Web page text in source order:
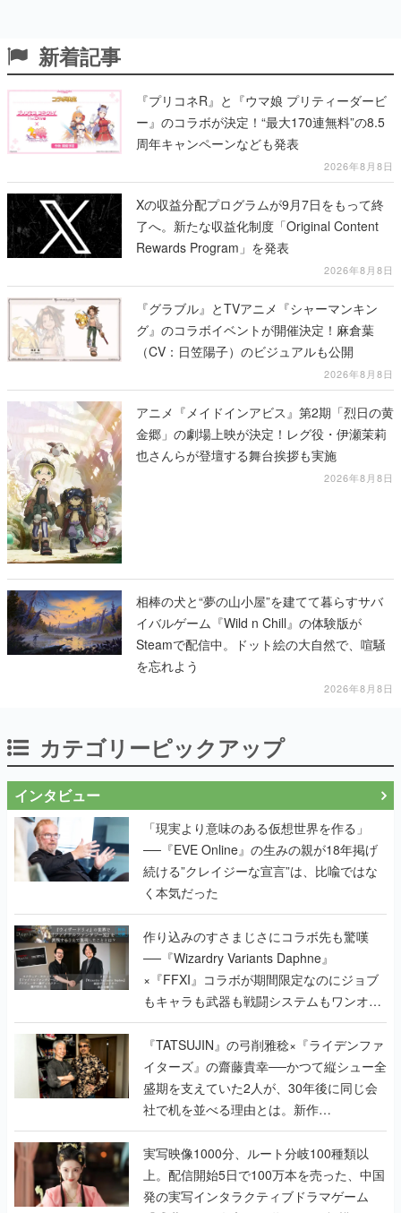
新着記事
『プリコネR』と『ウマ娘 プリティーダービ
ー』のコラボが決定！“最大170連無料”の8.5
周年キャンペーンなども発表
2026年8月8日
Xの収益分配プログラムが9月7日をもって終
了へ。新たな収益化制度「Original Content
Rewards Program」を発表
2026年8月8日
『グラブル』とTVアニメ『シャーマンキン
グ』のコラボイベントが開催決定！麻倉葉
（CV：日笠陽子）のビジュアルも公開
2026年8月8日
アニメ『メイドインアビス』第2期「烈日の黄
金郷」の劇場上映が決定！レグ役・伊瀬茉莉
也さんらが登壇する舞台挨拶も実施
2026年8月8日
相棒の犬と“夢の山小屋”を建てて暮らすサバ
イバルゲーム『Wild n Chill』の体験版が
Steamで配信中。ドット絵の大自然で、喧騒
を忘れよう
2026年8月8日
カテゴリーピックアップ
インタビュー
「現実より意味のある仮想世界を作る」
──『EVE Online』の生みの親が18年掲げ
続ける”クレイジーな宣言”は、比喩ではな
く本気だった
作り込みのすさまじさにコラボ先も驚嘆
──『Wizardry Variants Daphne』
×『FFXI』コラボが期間限定なのにジョブ
もキャラも武器も戦闘システムもワンオフ
で作り込まれた理由を両ディレクターに聞
く
『TATSUJIN』の弓削雅稔×『ライデンファ
イターズ』の齋藤貴幸──かつて縦シュー全
盛期を支えていた2人が、30年後に同じ会
社で机を並べる理由とは。新作
『TATSUJIN EXTREME』で初タッグを組
んだレジェンド2人に訊く開発秘話
実写映像1000分、ルート分岐100種類以
上。配信開始5日で100万本を売った、中国
発の実写インタラクティブドラマゲーム